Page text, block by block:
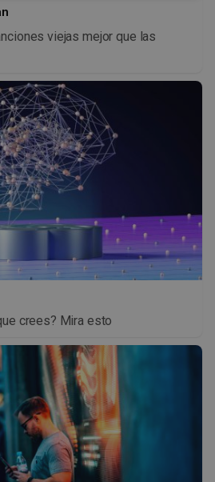
viejas mejor que las
crees? Mira esto